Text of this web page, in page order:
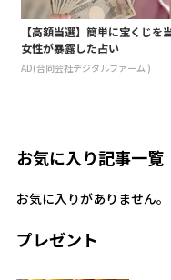
【高額当選】簡単に宝くじを
女性が暴露した占い
AD(合同会社デジタルファーム )
お気に入り記事一覧
お気に入りがありません。
プレゼント